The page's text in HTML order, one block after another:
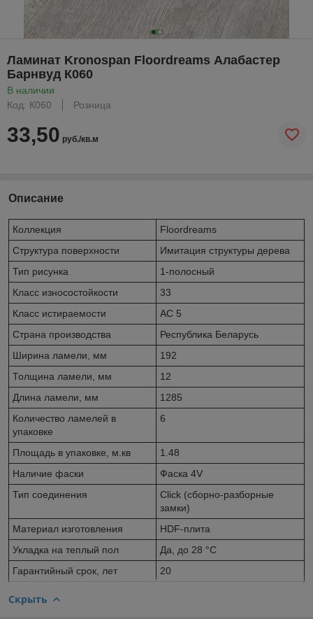
Ламинат Kronospan Floordreams Алабастер
Барнвуд К060
В наличии
Код: К060
Розница
33,50 руб./кв.м
Описание
Коллекция
Floordreams
Структура поверхности
Имитация структуры дерева
Тип рисунка
1-полосный
Класс износостойкости
33
Класс истираемости
AC 5
Страна производства
Республика Беларусь
Ширина ламели, мм
192
Толщина ламели, мм
12
Длина ламели, мм
1285
Количество ламелей в
упаковке
6
Площадь в упаковке, м.кв
1.48
Наличие фаски
Фаска 4V
Тип соединения
Click (сборно-разборные
замки)
Материал изготовления
HDF-плита
Укладка на теплый пол
Да, до 28 °C
Гарантийный срок, лет
20
Скрыть